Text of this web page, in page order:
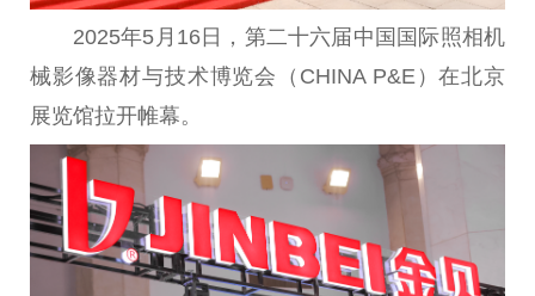
2025年5月16日，第二十六届中国 国际照相机
械影像器材与技术博览会（CHINA P&E）在北京
展览馆拉开帷幕。